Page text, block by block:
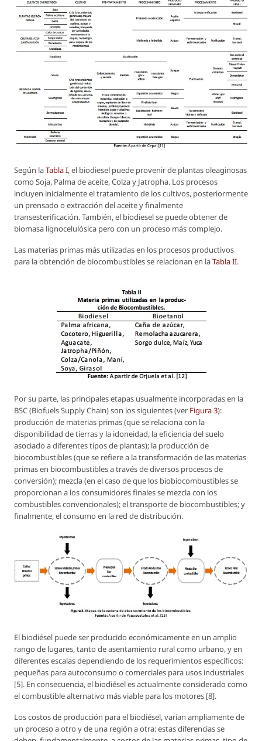
Según laTabla I, el biodiesel puede provenir de plantas oleaginosas
como Soja, Palma de aceite, Colza y Jatropha. Los procesos
incluyen inicialmente el tratamiento de los cultivos, posteriormente
un prensado o extracción del aceite y finalmente
transesterificación. También, el biodiesel se puede obtener de
biomasa lignocelulósica pero con un proceso más complejo.
Las materias primas más utilizadas en los procesos productivos
para la obtención de biocombustibles se relacionan en laTabla II.
Por su parte, las principales etapas usualmente incorporadas en la
BSC (Biofuels Supply Chain) son los siguientes (ver Figura 3):
producción de materias primas (que se relaciona con la
disponibilidad de tierras y la idoneidad, la eficiencia del suelo
asociado a diferentes tipos de plantas); la producción de
biocombustibles (que se refiere a la transformación de las materias
primas en biocombustibles a través de diversos procesos de
conversión); mezcla (en el caso de que los biobiocombustibles se
proporcionan a los consumidores finales se mezcla con los
combustibles convencionales); el transporte de biocombustibles; y
finalmente, el consumo en la red de distribución.
El biodiésel puede ser producido económicamente en un amplio
rango de lugares, tanto de asentamiento rural como urbano, y en
diferentes escalas dependiendo de los requerimientos específicos:
pequeñas para autoconsumo o comerciales para usos industriales
[5]. En consecuencia, el biodiésel es actualmente considerado como
el combustible alternativo más viable para los motores [8].
Los costos de producción para el biodiésel, varían ampliamente de
un proceso a otro y de una región a otra: estas diferencias se